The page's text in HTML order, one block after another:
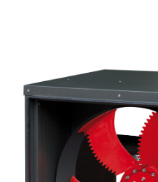
Lighting and
Equipment
Complete solutions in
material for each project